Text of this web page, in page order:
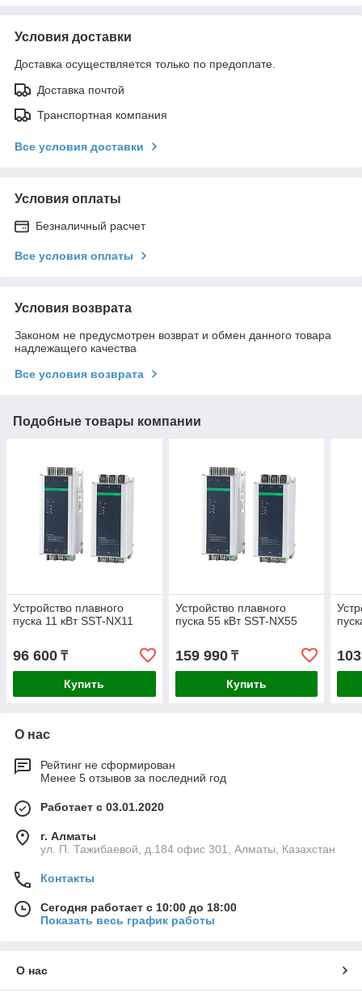
Условия доставки
Доставка осуществляется только по предоплате.
Доставка почтой
Транспортная компания
Все условия доставки
Условия оплаты
Безналичный расчет
Все условия оплаты
Условия возврата
Законом не предусмотрен возврат и обмен данного товара
надлежащего качества
Все условия возврата
Подобные товары компании
Устройство плавного
пуска 11 кВт SST-NX11
96 600 ₸
Купить
Устройство плавного
пуска 55 кВт SST-NX55
159 990₸
Купить
О нас
Рейтинг не сформирован
Менее 5 отзывов за последний год
Работает с 03.01.2020
г. Алматы
ул. П. Тажибаевой, д.184 офис 301, Алматы, Казахстан
Контакты
Сегодня работает с 10:00 до 18:00
Показать весь график работы
О нас